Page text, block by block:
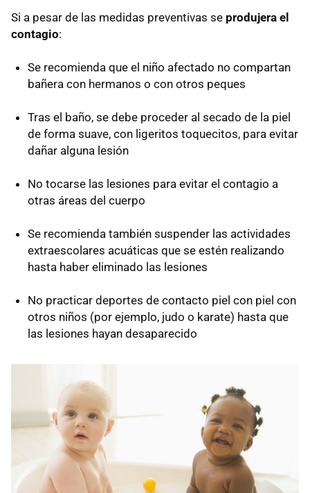
Si a pesar de las medidas preventivas se produjera el
contagio:
Se recomienda que el niño afectado no compartan
bañera con hermanos o con otros peques
Tras el baño, se debe proceder al secado de la piel
de forma suave, con ligeritos toquecitos, para evitar
dañar alguna lesión
No tocarse las lesiones para evitar el contagio a
otras áreas del cuerpo
Se recomienda también suspender las actividades
extraescolares acuáticas que se estén realizando
hasta haber eliminado las lesiones
No practicar deportes de contacto piel con piel con
otros niños (por ejemplo, judo o karate) hasta que
las lesiones hayan desaparecido